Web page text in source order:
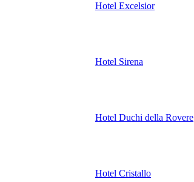
Hotel Excelsior
Hotel Sirena
Hotel Duchi della Rovere
Hotel Cristallo